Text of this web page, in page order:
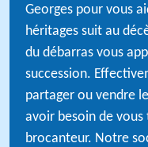
Georges pour vous
héritages suit au
du débarras vous
succession.
partager ou vendre
avoir besoin de vous
brocanteur. Notre